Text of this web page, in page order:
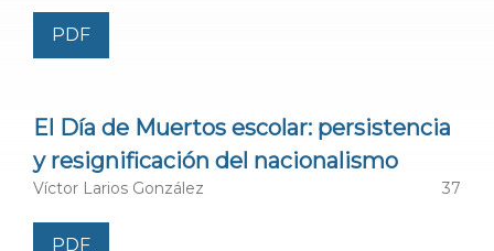
Fluminense
Études en Sciences Sociales (EHESS), Francia
Dr. Andreas Pickel,Trent University · Centre for the
PDF
El Día de Muertos escolar: persistencia
y resignificación del nacionalismo
Víctor Larios González 37
PDF